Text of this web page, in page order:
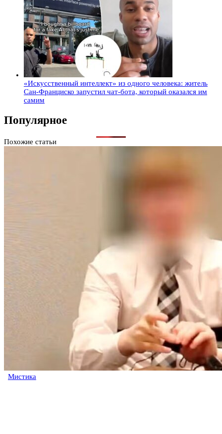
«Искусственный интеллект» из одного человека: житель
Сан-Франциско запустил чат-бота, который оказался им
самим
Популярное
Похожие статьи
Мистика